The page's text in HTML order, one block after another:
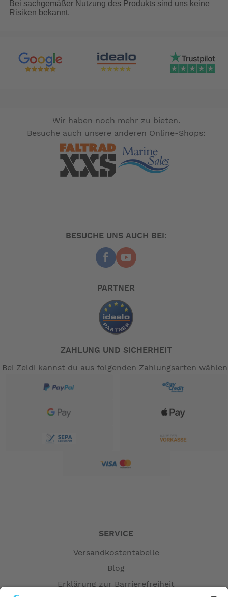
Farbe: Korpus hellgrau, Deckel dunkelgrau
Leistungsaufnahme: 52 Watt bei 12 Volt
-- Auf Produktfotos angezeigte Dekorationsartikel gehören
Bei sachgemäßer Nutzung des Produkts sind uns keine
Risiken bekannt.
Wir haben noch mehr zu bieten.
Besuche auch unsere anderen Online-Shops:
BESUCHE UNS AUCH BEI:
PARTNER
ZAHLUNG UND SICHERHEIT
Bei Zeldi kannst du aus folgenden Zahlungsarten
SERVICE
Versandkostentabelle
Blog
Erklärung zur Barrierefreiheit